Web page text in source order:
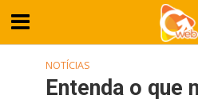
NOTÍCIAS
Entenda o que